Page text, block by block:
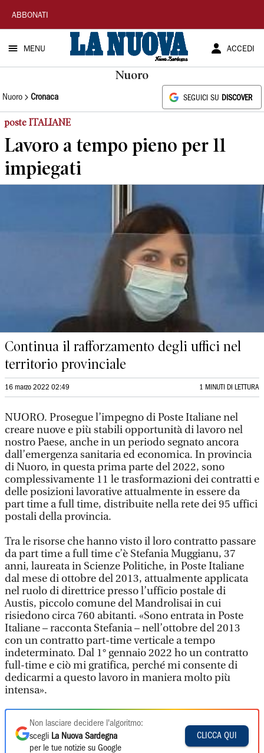
La
Nuova
Sardegna
ABBONATI
MENU ACCEDI
Nuoro
Nuoro Cronaca SEGUICI SU DISCOVER
poste ITALIANE
Lavoro a tempo pieno per 11
impiegati
Continua il rafforzamento degli uffici nel
territorio provinciale
16 marzo 2022 02:49 1 MINUTI DI LETTURA
NUORO. Prosegue l’impegno di Poste Italiane nel
creare nuove e più stabili opportunità di lavoro nel
nostro Paese, anche in un periodo segnato ancora
dall’emergenza sanitaria ed economica. In provincia
di Nuoro, in questa prima parte del 2022, sono
complessivamente 11 le trasformazioni dei contratti e
delle posizioni lavorative attualmente in essere da
part time a full time, distribuite nella rete dei 95 uffici
postali della provincia.
Tra le risorse che hanno visto il loro contratto passare
da part time a full time c’è Stefania Muggianu, 37
anni, laureata in Scienze Politiche, in Poste Italiane
dal mese di ottobre del 2013, attualmente applicata
nel ruolo di direttrice presso l’ufficio postale di
Austis, piccolo comune del Mandrolisai in cui
risiedono circa 760 abitanti. «Sono entrata in Poste
Italiane – racconta Stefania – nell’ottobre del 2013
con un contratto part-time verticale a tempo
indeterminato. Dal 1° gennaio 2022 ho un contratto
full-time e ciò mi gratifica, perché mi consente di
dedicarmi a questo lavoro in maniera molto più
intensa».
Non lasciare decidere l'algoritmo:
scegli La Nuova Sardegna
per le tue notizie su Google
CLICCA QUI